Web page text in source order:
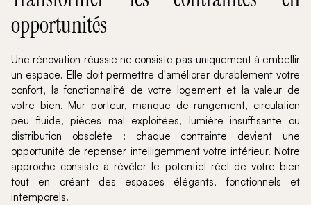
opportunités
Une rénovation réussie ne consiste pas uniquement à embellir
un espace. Elle doit permettre d'améliorer durablement votre
confort, la fonctionnalité de votre logement et la valeur de
votre bien. Mur porteur, manque de rangement, circulation
peu fluide, pièces mal exploitées, lumière insuffisante ou
distribution obsolète : chaque contrainte devient une
opportunité de repenser intelligemment votre intérieur. Notre
approche consiste à révéler le potentiel réel de votre bien
tout en créant des espaces élégants, fonctionnels et
intemporels.